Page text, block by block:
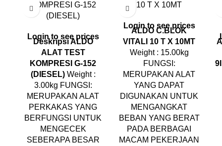
KOMPRESI G-152
(DIESEL)
Login to see prices
Deskripsi ALDO
ALAT TEST
KOMPRESI G-152
(DIESEL)Weight :
3.00kg FUNGSI:
MERUPAKAN ALAT
PERKAKAS YANG
BERFUNGSI UNTUK
MENGECEK
SEBERAPA BESAR
10 T X 10MT
Login to see prices
ALDO C.BLOK
VITALI 10 T X 10MT
Weight : 15.00kg
FUNGSI:
MERUPAKAN ALAT
YANG DAPAT
DIGUNAKAN UNTUK
MENGANGKAT
BEBAN YANG BERAT
PADA BERBAGAI
MACAM PEKERJAAN